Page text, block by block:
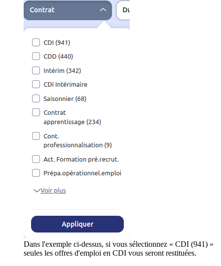
Dans l'exemple ci-dessus, si vous sélectionnez « CDI (941) »
seules les offres d'emploi en CDI vous seront restituées.